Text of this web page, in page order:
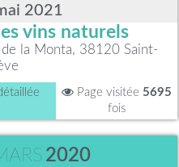
2021
vins naturels
la Monta, 38120 Saint-
Page visitée 5695
fois
2020